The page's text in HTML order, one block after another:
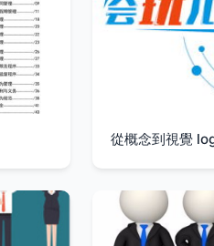
從概念到視覺